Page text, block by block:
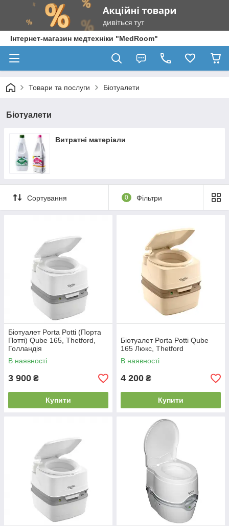
Інтернет-магазин медтехніки "MedRoom"
Товари та послуги Біотуалети
Біотуалети
Витратні матеріали
Сортування 0 Фільтри
Біотуалет Porta Potti (Порта
Потті) Qube 165, Thetford,
Голландія
В наявності
3 900 ₴
Купити
Біотуалет Porta Potti Qube
165 Люкс, Thetford
В наявності
4 200 ₴
Купити